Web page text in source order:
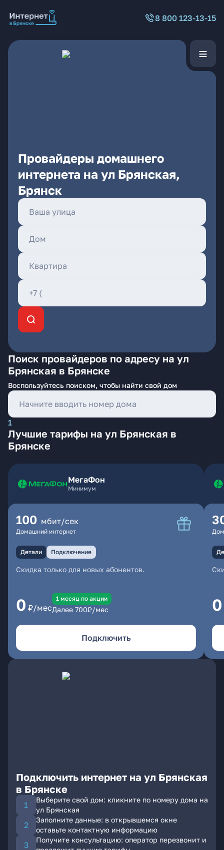
8 800 123-13-15
Провайдеры домашнего
интернета на ул Брянская,
Брянск
Поиск провайдеров по адресу на ул
Брянская в Брянске
Воспользуйтесь поиском, чтобы найти свой дом
1
Лучшие тарифы на ул Брянская в
Брянске
МегаФон
Минимум
100 мбит/сек
Домашний интернет
Детали Подключение
Скидка только для новых абонентов.
0 ₽/мес
1 месяц по акции
Далее 700₽/мес
Подключить
0
Подключить интернет на ул Брянская
в Брянске
Выберите свой дом: кликните по номеру дома на
ул Брянская
Заполните данные: в открывшемся окне
оставьте контактную информацию
Получите консультацию: оператор перезвонит и